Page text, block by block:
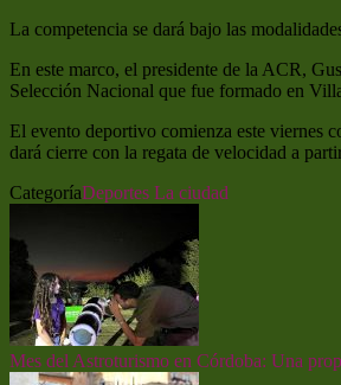
La competencia se dará bajo las
En este marco, el presidente de la ACR,
Selección Nacional que fue formado en
El evento deportivo comienza este viernes
dará cierre con la regata de velocidad a
CategoríaDeportes La ciudad
Mes del Astroturismo en Córdoba: Una